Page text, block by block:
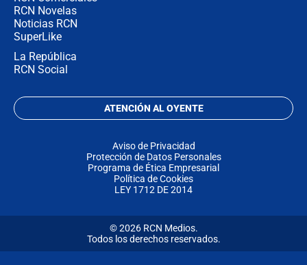
RCN Novelas
Noticias RCN
SuperLike
La República
RCN Social
ATENCIÓN AL OYENTE
Aviso de Privacidad
Protección de Datos Personales
Programa de Ética Empresarial
Política de Cookies
LEY 1712 DE 2014
© 2026 RCN Medios.
Todos los derechos reservados.